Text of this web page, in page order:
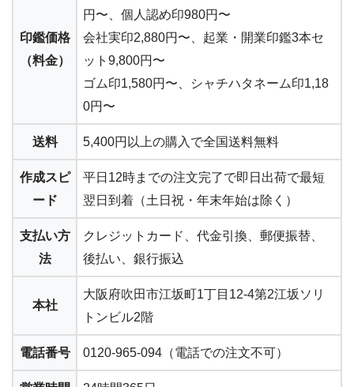
印鑑価格
（料金）
円〜、個人認め印980円〜
会社実印2,880円〜 、起業・開業印鑑3本セ
ット9,800円〜
ゴム印1,580円〜、シャチハタネーム印1,18
0円〜
送料 5,400円以上の購入で全国送料無料
作成スピ
ード
平日12時までの注文完了で即日出荷で最短
翌日到着 （土日祝・年末年始は除く）
支払い方
法
クレジットカード、代金引換、郵便振替、
後払い、銀行振込
本社
大阪府吹田市江坂町1丁目12-4第2江坂ソリ
トンビル2階
電話番号 0120-965-094（電話での注文不可）